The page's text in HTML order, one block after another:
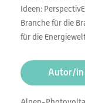
Ideen:
Branche für die
für die
Autor/in